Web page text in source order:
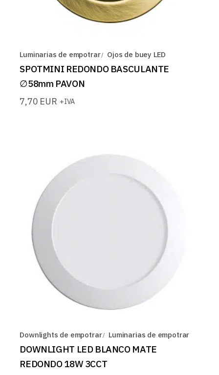
Luminarias de empotrar Ojos de buey LED
SPOTMINI REDONDO BASCULANTE
∅58mm PAVON
7,70 EUR +IVA
Downlights de empotrar Luminarias de empotrar
DOWNLIGHT LED BLANCO MATE
REDONDO 18W 3CCT